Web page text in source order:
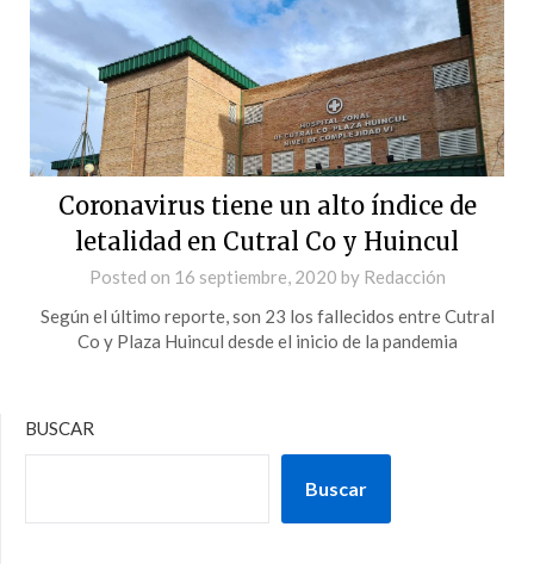
Coronavirus tiene un alto índice de
letalidad en Cutral Co y Huincul
Posted on 16 septiembre, 2020 by Redacción
Según el último reporte, son 23 los fallecidos entre Cutral
Co y Plaza Huincul desde el inicio de la pandemia
BUSCAR
Buscar